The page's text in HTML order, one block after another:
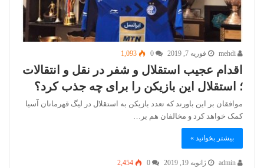
فوریه 7, 2019 1,093
اقدام عجیب استقلال و شفر در نقل و انتقالات
؛ استقلال این بازیکن را برای چه جذب کرد؟
موافقان بر این باورند که تعدد بازیکن به استقلال در لیگ قهرمانان آسیا
کمک خواهد کرد و مخالفان هم بر…
بیشتر بخوانید »
ژانویه 19, 2019 2,454